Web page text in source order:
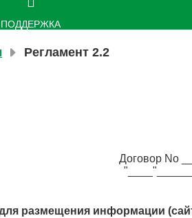
ПОДДЕРЖКА
Регламент 2.2
Договор No
размещения информации